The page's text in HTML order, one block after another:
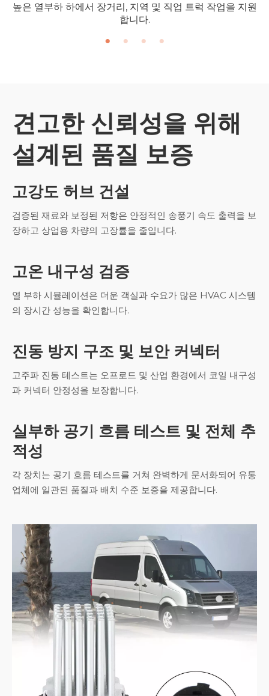
높은 열부하 하에서 장거리, 지역 및 직업 트럭 작업을 지원
합니다.
견고한 신뢰성을 위해
설계된 품질 보증
고강도 허브 건설
검증된 재료와 보정된 저항은 안정적인 송풍기 속도 출력을 보
장하고 상업용 차량의 고장률을 줄입니다.
고온 내구성 검증
열 부하 시뮬레이션은 더운 객실과 수요가 많은 HVAC 시스템
의 장시간 성능을 확인합니다.
진동 방지 구조 및 보안 커넥터
고주파 진동 테스트는 오프로드 및 산업 환경에서 코일 내구성
과 커넥터 안정성을 보장합니다.
실부하 공기 흐름 테스트 및 전체 추
적성
각 장치는 공기 흐름 테스트를 거쳐 완벽하게 문서화되어 유통
업체에 일관된 품질과 배치 수준 보증을 제공합니다.